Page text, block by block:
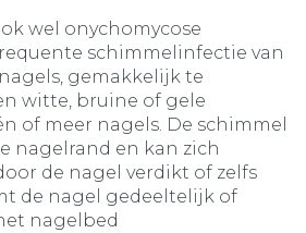
wel onychomycose
schimmelinfectie van
gemakkelijk te
witte, bruine of gele
of meer nagels. De schimmel
nagelrand en kan zich
de nagel verdikt of zelfs
de nagel gedeeltelijk of
nagelbed